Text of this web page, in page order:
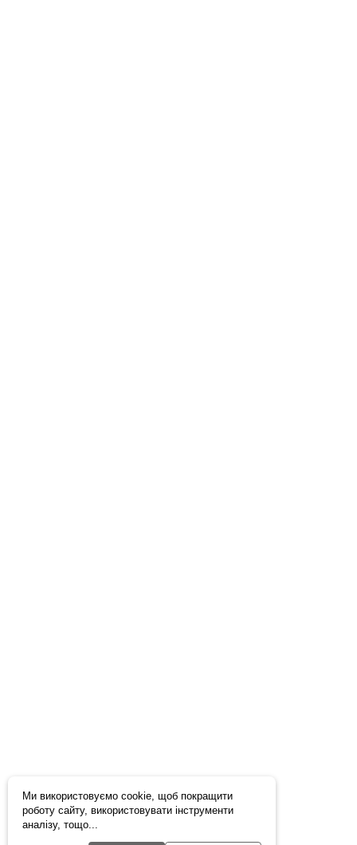
Ми використовуємо cookie, щоб покращити
роботу сайту, використовувати інструменти
аналізу, тощо...